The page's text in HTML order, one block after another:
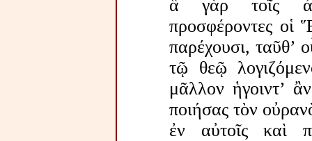
ἃ γὰρ τοῖς
προσφέροντες οἱ
παρέχουσι, ταῦθ’
τῷ θεῷ
μᾶλλον ἡγοιντ’
ποιήσας τὸν
ἐν αὐτοῖς καὶ